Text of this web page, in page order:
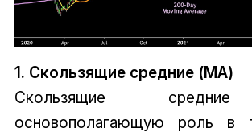
1. Скользящие средние (MA)
Скользящие
основополагающую роль в